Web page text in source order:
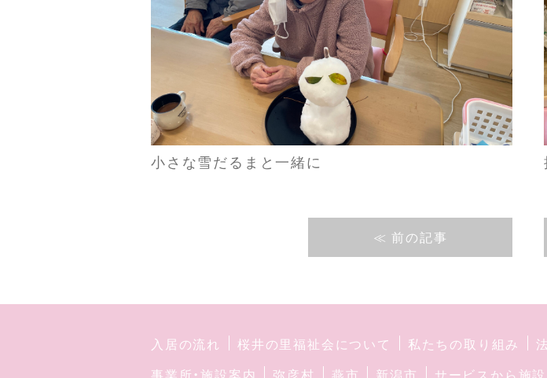
小さな雪だるまと一緒に
≪ 前の記事
入居の流れ 桜井の里福祉会について 私たちの取り組み